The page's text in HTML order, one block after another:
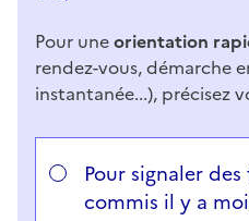
Pour uneorientation
rendez-vous, démarche
instantanée...), précisez
Répondez aux questions
Vous avez choisi
Pour signaler
commis il y a